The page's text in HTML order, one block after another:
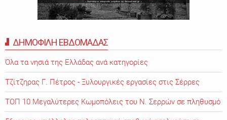
ΔΗΜΟΦΙΛΗ ΕΒΔΟΜΑΔΑΣ
Όλα τα νησιά της Ελλάδας ανά κατηγορίες
Τζίτζηρας Γ. Πέτρος - Ξυλουργικές εργασίες στις Σέρρες
ΤΟΠ 10 Μεγαλύτερες Κωμοπόλεις του Ν. Σερρών σε πληθυσμό